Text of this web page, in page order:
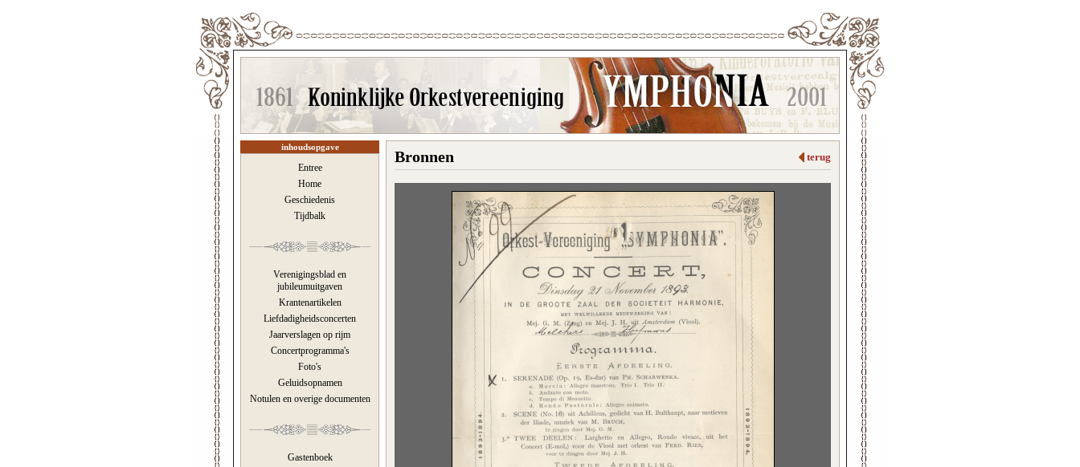
inhoudsopgave
Entree
Home
Geschiedenis
Tijdbalk
Verenigingsblad en
jubileumuitgaven
Krantenartikelen
Liefdadigheidsconcerten
Jaarverslagen op rijm
Concertprogramma's
Foto's
Geluidsopnamen
Notulen en overige documenten
Gastenboek
terug
Bronnen